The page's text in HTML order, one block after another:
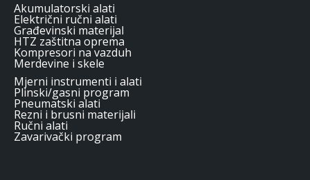
Akumulatorski alati
Električni ručni alati
Građevinski materijal
HTZ zaštitna oprema
Kompresori na vazduh
Merdevine i skele
Mjerni instrumenti i alati
Plinski/gasni program
Pneumatski alati
Rezni i brusni materijali
Ručni alati
Zavarivački program